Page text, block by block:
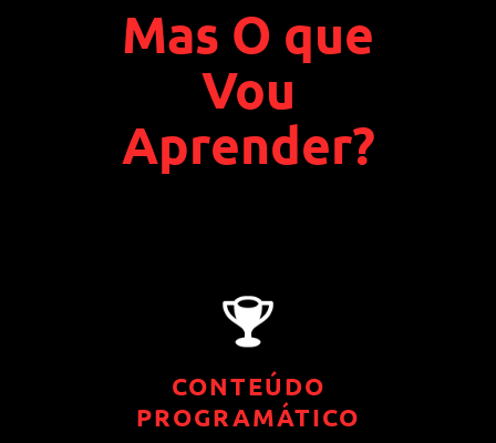
Mas O que
Vou
Aprender?
CONTEÚDO
PROGRAMÁTICO